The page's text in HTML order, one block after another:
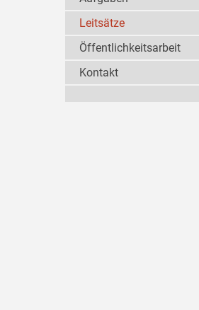
Leitsätze
Öffentlichkeitsarbeit
Kontakt